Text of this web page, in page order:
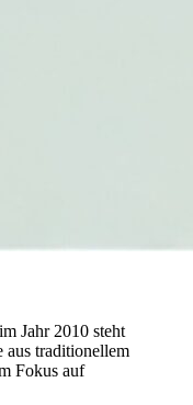
Jahr 2010 steht
traditionellem
Fokus auf